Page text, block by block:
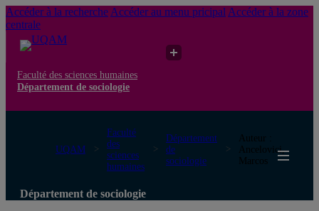
Accéder à la recherche Accéder au menu pricipal Accéder à la zone
centrale
Faculté des sciences humaines
Département de sociologie
UQAM
Faculté
des
sciences
humaines
Département
de
sociologie
Auteur :
Ancelovici,
Marcos
Département de sociologie